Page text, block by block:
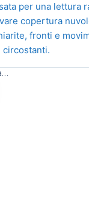
per una lettura
copertura
fronti e
circostanti.